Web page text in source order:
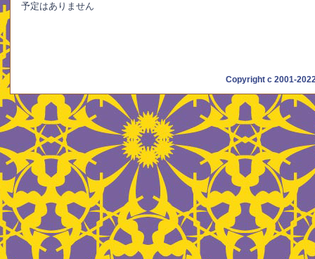
予定はありません
Copyright c 2001-